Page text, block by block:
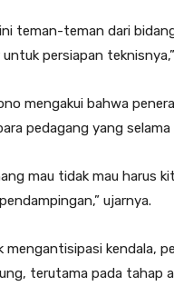
teman-teman dari
untuk persiapan
mengakui bahwa
pedagang yang
mau tidak mau harus
ujarnya.
mengantisipasi kendala,
terutama pada tahap